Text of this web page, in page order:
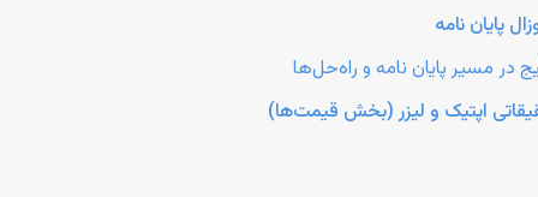
پایان نامه
مسیر پایان نامه و راه‌حل‌ها
اپتیک و لیزر (بخش قیمت‌ها)